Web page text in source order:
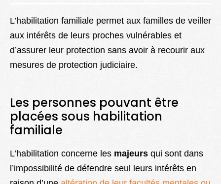
L’habilitation familiale permet aux familles de veiller
aux intérêts de leurs proches vulnérables et
d’assurer leur protection sans avoir à recourir aux
mesures de protection judiciaire.
Les personnes pouvant être
placées sous habilitation
familiale
L’habilitation concerne les majeurs qui sont dans
l’impossibilité de défendre seul leurs intérêts en